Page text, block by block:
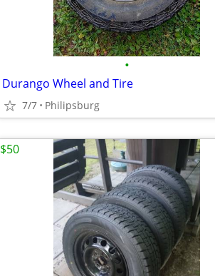
•
Durango Wheel and Tire
7/7 Philipsburg
$50